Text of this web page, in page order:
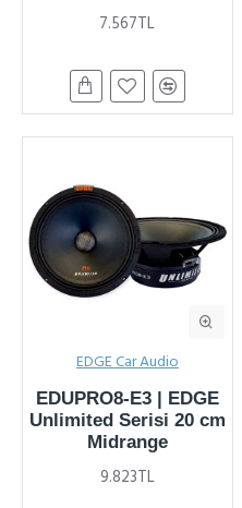
7.567TL
EDGE Car Audio
EDUPRO8-E3 | EDGE
Unlimited Serisi 20 cm
Midrange
9.823TL